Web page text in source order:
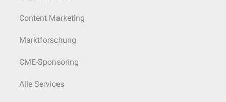
Content Marketing
Marktforschung
CME-Sponsoring
Alle Services